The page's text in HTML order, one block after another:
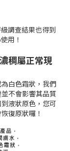
調查結果也得到
用！
稠屬正常現
白色霜狀，我們
不會影響其品質
液狀原色，您可
復原狀囉！